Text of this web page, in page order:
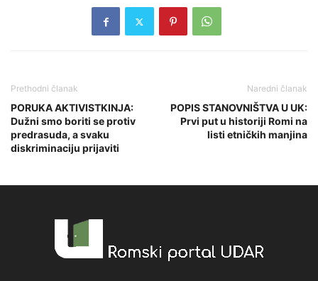
Prethodni članak
PORUKA AKTIVISTKINJA:
Dužni smo boriti se protiv
predrasuda, a svaku
diskriminaciju prijaviti
Naredni članak
POPIS STANOVNIŠTVA U UK:
Prvi put u historiji Romi na
listi etničkih manjina